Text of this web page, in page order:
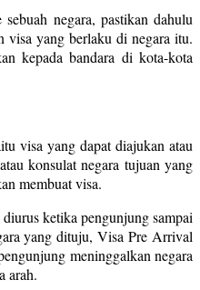
negara, pastikan dahulu
visa yang berlaku di negara itu.
kepada bandara di kota-kota
visa yang dapat diajukan atau
konsulat negara tujuan yang
membuat visa.
ketika pengunjung sampai
yang dituju, Visa Pre Arrival
meninggalkan negara
arah.